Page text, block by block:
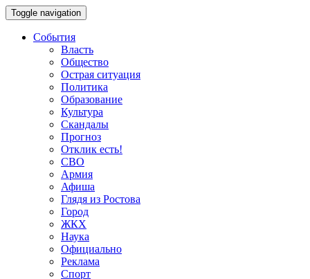
Toggle navigation
События
Власть
Общество
Острая ситуация
Политика
Образование
Культура
Скандалы
Прогноз
Отклик есть!
СВО
Армия
Афиша
Глядя из Ростова
Город
ЖКХ
Наука
Официально
Реклама
Спорт